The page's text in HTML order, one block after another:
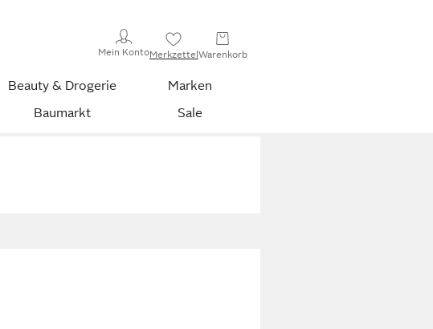
Mein KontoMerkzettelWarenkorb
Beauty & Drogerie
Marken
Baumarkt Sale